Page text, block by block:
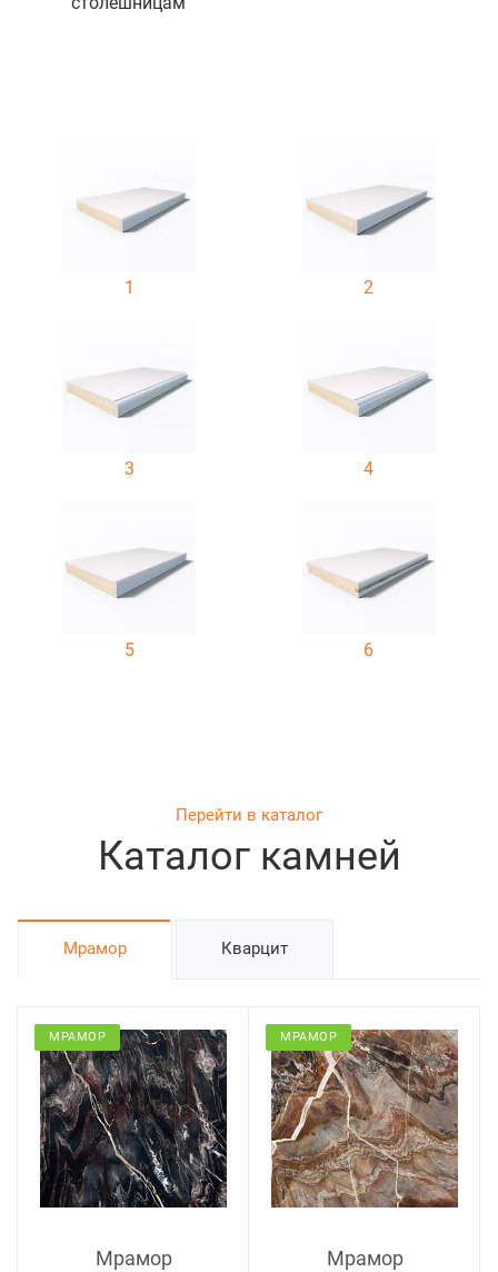
экологичность.
Компания Hilson изготовит по вашему проекту
изделие из разных материалов любой сложности.
вы можете у наших специалистов. Также мы
мастера для проведения замеров в удобное время.
Такой предмет мебели давно считается
стили помещений. Внимание гостей обязательно будет
обращено именно к ней, будь она установлена в
такого декоративного элемента можно придать
1 2
3 4
5 6
Перейти в каталог
Каталог камней
Мрамор Кварцит
МРАМОР
Мрамор
МРАМОР
Мрамор